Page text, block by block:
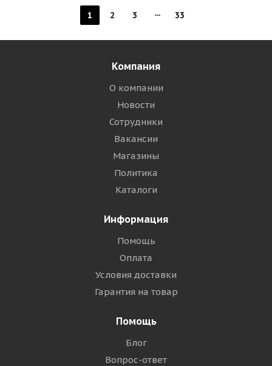
1 2 3 33
Компания
О компании
Новости
Сотрудники
Вакансии
Магазины
Политика
Каталоги
Информация
Помощь
Оплата
Условия доставки
Гарантия на товар
Помощь
Блог
Вопрос-ответ